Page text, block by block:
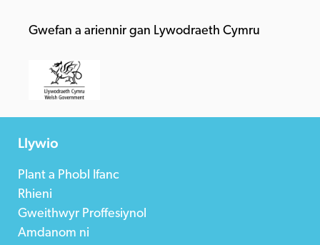
Gwefan a ariennir gan Lywodraeth Cymru
Llywio
Plant a Phobl Ifanc
Rhieni
Gweithwyr Proffesiynol
Amdanom ni